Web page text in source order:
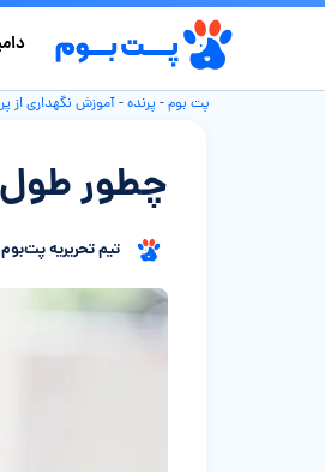
پت بوم- پرنده-آموزش نگهداری از
چطور
تیم تحریریه پت‌بوم